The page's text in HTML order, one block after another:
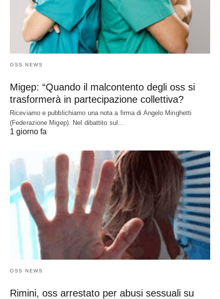
OSS NEWS
Migep: “Quando il malcontento degli oss si
trasformerà in partecipazione collettiva?
Riceviamo e pubblichiamo una nota a firma di Angelo Minghetti
(Federazione Migep). Nel dibattito sul…
1 giorno fa
OSS NEWS
Rimini, oss arrestato per abusi sessuali su